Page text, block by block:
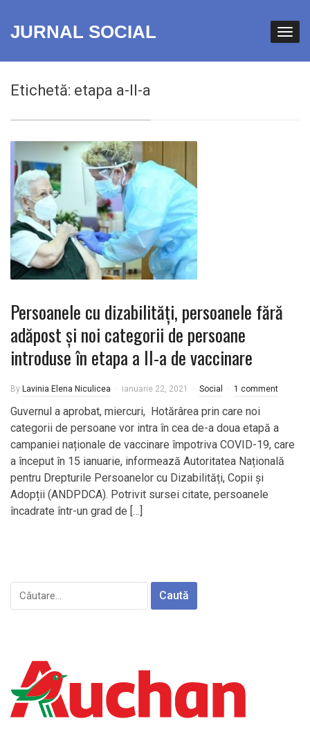
JURNAL SOCIAL
Etichetă: etapa a-II-a
Persoanele cu dizabilități, persoanele fără
adăpost și noi categorii de persoane
introduse în etapa a II-a de vaccinare
By Lavinia Elena Niculicea ianuarie 22, 2021 Social 1 comment
Guvernul a aprobat, miercuri, Hotărârea prin care noi
categorii de persoane vor intra în cea de-a doua etapă a
campaniei naționale de vaccinare împotriva COVID-19, care
a început în 15 ianuarie, informează Autoritatea Națională
pentru Drepturile Persoanelor cu Dizabilități, Copii și
Adopții (ANDPDCA). Potrivit sursei citate, persoanele
încadrate într-un grad de […]
Caută
după: